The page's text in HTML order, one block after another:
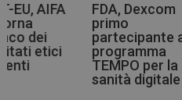
FDA, Dexcom
primo
partecipante al
programma
TEMPO per la
AIFA
nove
accessi tra
farmaci e
indicazioni